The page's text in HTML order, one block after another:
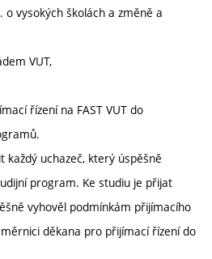
o vysokých školách a změně a
VUT,
řízení na FAST VUT do
každý uchazeč, který úspěšně
program. Ke studiu je přijat
vyhověl podmínkám přijímacího
děkana pro přijímací řízení do